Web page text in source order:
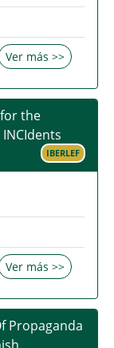
Ver más >>
the
IBERLEF
Ver más >>
Propaganda